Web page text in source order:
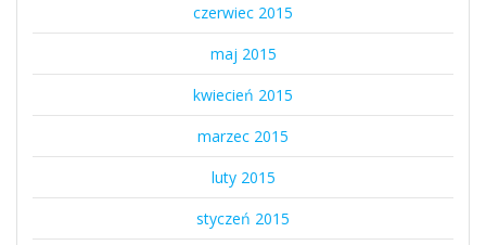
czerwiec 2015
maj 2015
kwiecień 2015
marzec 2015
luty 2015
styczeń 2015